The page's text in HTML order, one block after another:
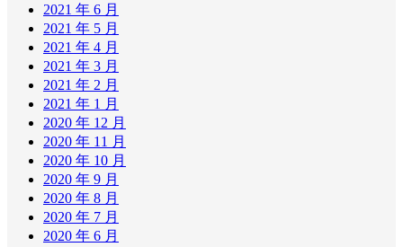
2021 年 6 月
2021 年 5 月
2021 年 4 月
2021 年 3 月
2021 年 2 月
2021 年 1 月
2020 年 12 月
2020 年 11 月
2020 年 10 月
2020 年 9 月
2020 年 8 月
2020 年 7 月
2020 年 6 月